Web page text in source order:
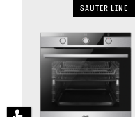
sauter LINE